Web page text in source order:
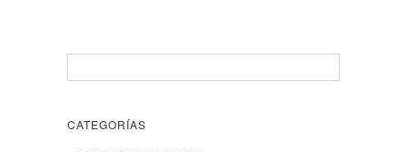
CATEGORÍAS